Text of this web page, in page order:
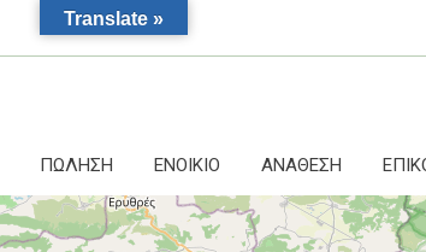
ΠΩΛΗΣΗ ΕΝΟΙΚΙΟ ΑΝΑΘΕΣΗ
Translate »